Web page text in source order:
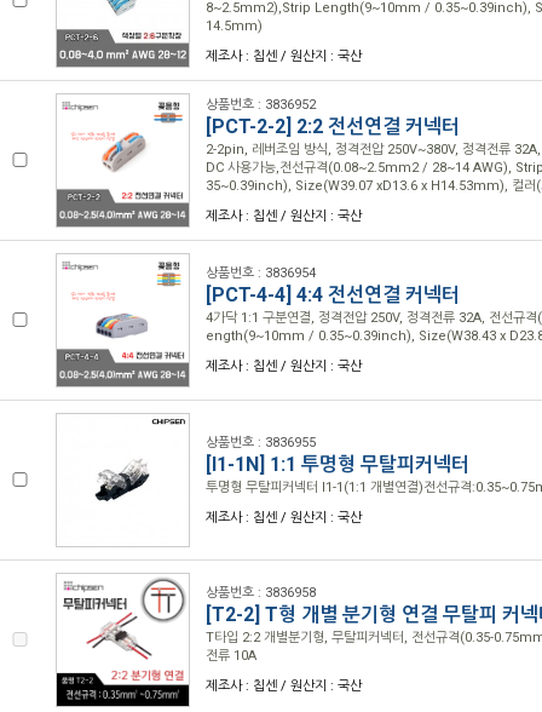
8~2.5mm2),Strip Length(9~10mm / 0.35~0.39inch),
14.5mm)
제조사 : 칩센 / 원산지 : 국산
상품번호 : 3836952
[PCT-2-2] 2:2 전선연결 커넥터
2-2pin, 레버조임 방식, 정격전압 250V~380V, 정격전류
DC 사용가능,전선규격(0.08~2.5mm2 / 28~14 AWG),
35~0.39inch), Size(W39.07 xD13.6 x H14.53mm), 컬러(
제조사 : 칩센 / 원산지 : 국산
상품번호 : 3836954
[PCT-4-4] 4:4 전선연결 커넥터
4가닥 1:1 구분연결, 정격전압 250V, 정격전류 32A, 전선규
ength(9~10mm / 0.35~0.39inch), Size(W38.43 x
제조사 : 칩센 / 원산지 : 국산
상품번호 : 3836955
[I1-1N] 1:1 투명형 무탈피커넥터
투명형 무탈피커넥터 I1-1(1:1 개별연결)전선규격
제조사 : 칩센 / 원산지 : 국산
상품번호 : 3836958
[T2-2] T형 개별 분기형 연결 무탈피 커넥
T타입 2:2 개별분기형, 무탈피커넥터, 전선규격(0.35-
전류 10A
제조사 : 칩센 / 원산지 : 국산